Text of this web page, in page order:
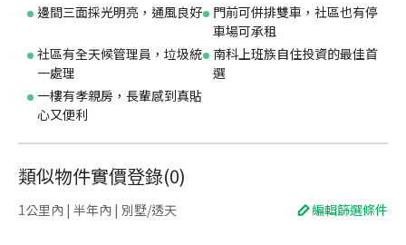
邊間三面採光明亮，通風良好
門前可併排雙車，社區也有停
車場可承租
社區有全天候管理員，垃圾統
一處理
南科上班族自住投資的最佳首
選
一樓有孝親房，長輩感到真貼
心又便利
類似物件實價登錄(0)
1公里內 | 半年內 | 別墅/透天 編輯篩選條件